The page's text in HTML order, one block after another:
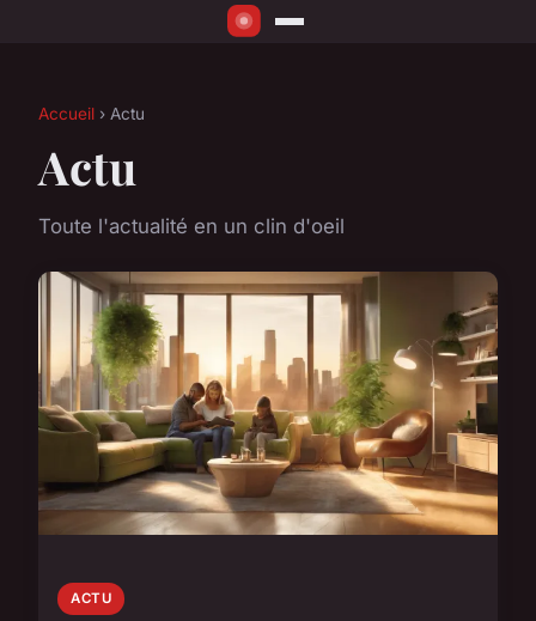
Accueil › Actu
Actu
Toute l'actualité en un clin d'oeil
ACTU